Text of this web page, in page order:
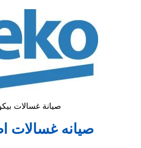
صيانة غسالات